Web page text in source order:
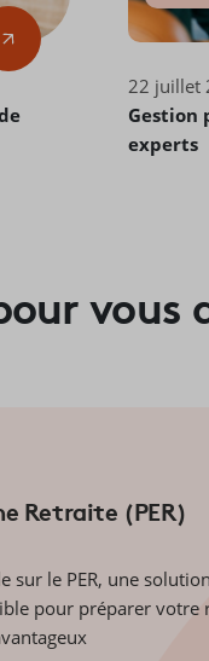
22 juillet
Gestion
experts
vous
Retraite (PER)
sur le PER, une
pour préparer votre